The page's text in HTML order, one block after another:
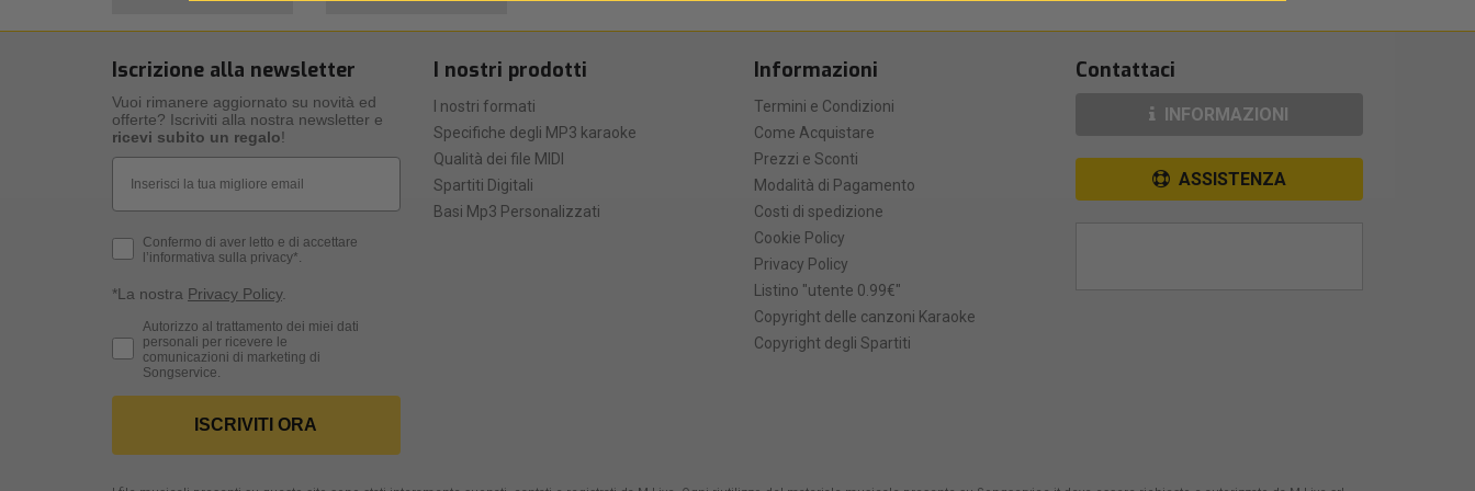
Iscrizione alla newsletter
Vuoi rimanere aggiornato su novità ed
offerte? Iscriviti alla nostra newsletter e
ricevi subito un regalo!
Privacy Policy
Confermo di aver letto e di accettare
l’informativa sulla privacy*.
*La nostra Privacy Policy.
Consenso Marketing
Autorizzo al trattamento dei miei dati
personali per ricevere le
comunicazioni di marketing di
Songservice.
ISCRIVITI ORA
I nostri prodotti
I nostri formati
Specifiche degli MP3 karaoke
Qualità dei file MIDI
Spartiti Digitali
Basi Mp3 Personalizzati
Informazioni
Termini e Condizioni
Come Acquistare
Prezzi e Sconti
Modalità di Pagamento
Costi di spedizione
Cookie Policy
Privacy Policy
Listino "utente 0.99€"
Copyright delle canzoni Karaoke
Copyright degli Spartiti
Contattaci
INFORMAZIONI
ASSISTENZA